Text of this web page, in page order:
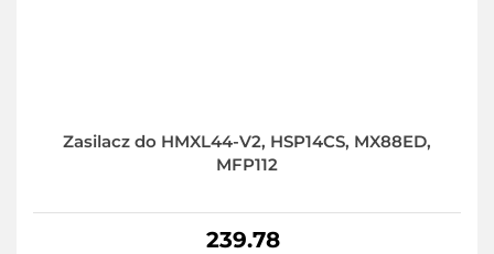
Zasilacz do HMXL44-V2, HSP14CS, MX88ED,
MFP112
239.78